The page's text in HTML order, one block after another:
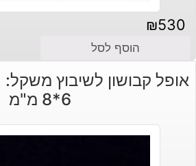
₪530
הוסף לסל
6*8 מ"מ